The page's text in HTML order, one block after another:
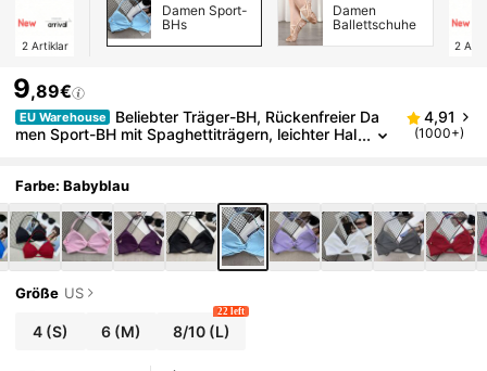
2 Artiklar
Damen Sport-
BHs
Damen
Ballettschuhe
2
9,89€
EU Warehouse
Beliebter Träger-BH, Rückenfreier Da
men Sport-BH mit Spaghettiträgern, leichter Hal
4,91
(1000+)
Farbe: Babyblau
Größe US
4 (S) 6 (M) 8/10(L)
22 left